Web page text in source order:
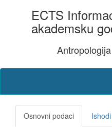
ECTS
akademsku
Antropologija
Osnovni podaci